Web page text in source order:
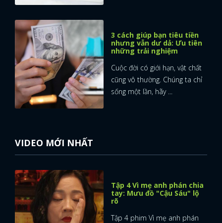
3 cách giúp bạn tiêu tiền
nhưng vẫn dư dả: Ưu tiên
những trải nghiệm
Cuộc đời có giới hạn, vật chất
cũng vô thường. Chúng ta chỉ
sống một lần, hãy ...
VIDEO MỚI NHẤT
Tập 4 Vì mẹ anh phán chia
tay: Mưu đồ "Cậu Sáu" lộ
rõ
Tập 4 phim Vì mẹ anh phán